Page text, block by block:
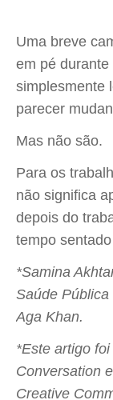
Uma breve
em pé
simplesmente
parecer
Mas não são.
Para os
não significa
depois do
tempo
*Samina
Saúde
Aga Khan.
*Este artigo
Conversation
Creative